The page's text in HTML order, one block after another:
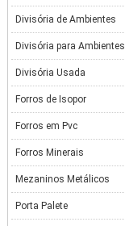
Divisória de Ambientes
Divisória para Ambientes
Divisória Usada
Forros de Isopor
Forros em Pvc
Forros Minerais
Mezaninos Metálicos
Porta Palete